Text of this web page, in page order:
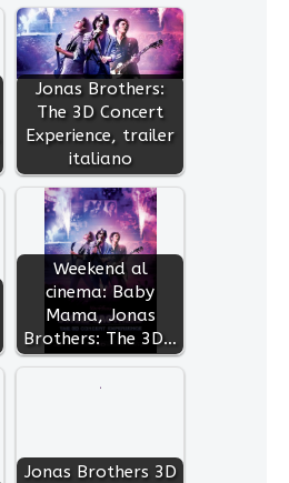
Jonas Brothers:
The 3D Concert
Experience, trailer
italiano
Weekend al
cinema: Baby
Mama, Jonas
Brothers: The 3D…
Jonas Brothers 3D